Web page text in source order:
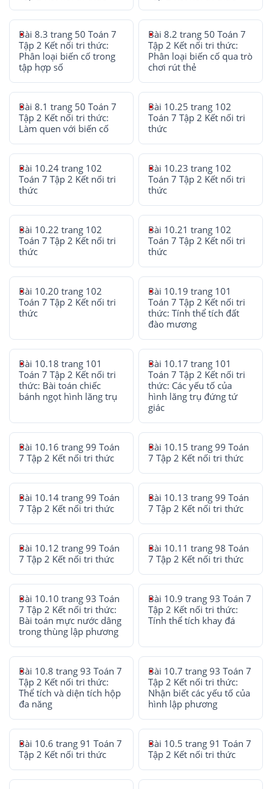
Bài 8.3 trang 50 Toán 7
Tập 2 Kết nối tri thức:
Phân loại biến cố trong
tập hợp số
Bài 8.2 trang 50 Toán 7
Tập 2 Kết nối tri thức:
Phân loại biến cố qua trò
chơi rút thẻ
Bài 8.1 trang 50 Toán 7
Tập 2 Kết nối tri thức:
Làm quen với biến cố
Bài 10.25 trang 102
Toán 7 Tập 2 Kết nối tri
thức
Bài 10.24 trang 102
Toán 7 Tập 2 Kết nối tri
thức
Bài 10.23 trang 102
Toán 7 Tập 2 Kết nối tri
thức
Bài 10.22 trang 102
Toán 7 Tập 2 Kết nối tri
thức
Bài 10.21 trang 102
Toán 7 Tập 2 Kết nối tri
thức
Bài 10.20 trang 102
Toán 7 Tập 2 Kết nối tri
thức
Bài 10.19 trang 101
Toán 7 Tập 2 Kết nối tri
thức: Tính thể tích đất
đào mương
Bài 10.18 trang 101
Toán 7 Tập 2 Kết nối tri
thức: Bài toán chiếc
bánh ngọt hình lăng trụ
Bài 10.17 trang 101
Toán 7 Tập 2 Kết nối tri
thức: Các yếu tố của
hình lăng trụ đứng tứ
giác
Bài 10.16 trang 99 Toán
7 Tập 2 Kết nối tri thức
Bài 10.15 trang 99 Toán
7 Tập 2 Kết nối tri thức
Bài 10.14 trang 99 Toán
7 Tập 2 Kết nối tri thức
Bài 10.13 trang 99 Toán
7 Tập 2 Kết nối tri thức
Bài 10.12 trang 99 Toán
7 Tập 2 Kết nối tri thức
Bài 10.11 trang 98 Toán
7 Tập 2 Kết nối tri thức
Bài 10.10 trang 93 Toán
7 Tập 2 Kết nối tri thức:
Bài toán mực nước dâng
trong thùng lập phương
Bài 10.9 trang 93 Toán 7
Tập 2 Kết nối tri thức:
Tính thể tích khay đá
Bài 10.8 trang 93 Toán 7
Tập 2 Kết nối tri thức:
Thể tích và diện tích hộp
đa năng
Bài 10.7 trang 93 Toán 7
Tập 2 Kết nối tri thức:
Nhận biết các yếu tố của
hình lập phương
Bài 10.6 trang 91 Toán 7
Tập 2 Kết nối tri thức
Bài 10.5 trang 91 Toán 7
Tập 2 Kết nối tri thức